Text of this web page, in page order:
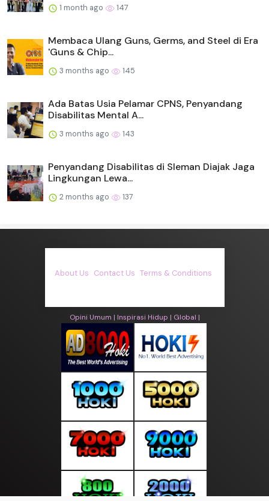
1 month ago 147
Membaca Ulang Guns, Germs, and Steel di Era
'Guns & Chip...
3 months ago 145
Ada Batas Usia Pelamar CPNS, Penyandang
Disabilitas Mental A...
3 months ago 143
Penyandang Disabilitas di Sleman Diajak Jaga
Lingkungan Lewa...
2 months ago 137
About Us Contact Us Terms & Conditions
Opini Umum | Inspirasi Hidup | Global |